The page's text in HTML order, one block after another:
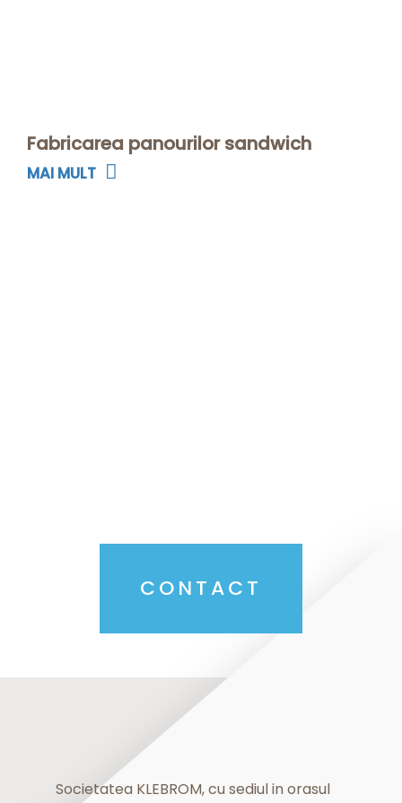
Fabricarea panourilor sandwich
MAI MULT
CONTACT
Societatea KLEBROM, cu sediul in orasul